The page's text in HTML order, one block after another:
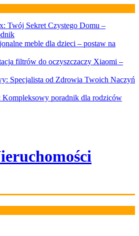
Twój Sekret Czystego Domu –
meble dla dzieci – postaw na
filtrów do oczyszczaczy Xiaomi –
Specjalista od Zdrowia Twoich Naczyń
Kompleksowy poradnik dla rodziców